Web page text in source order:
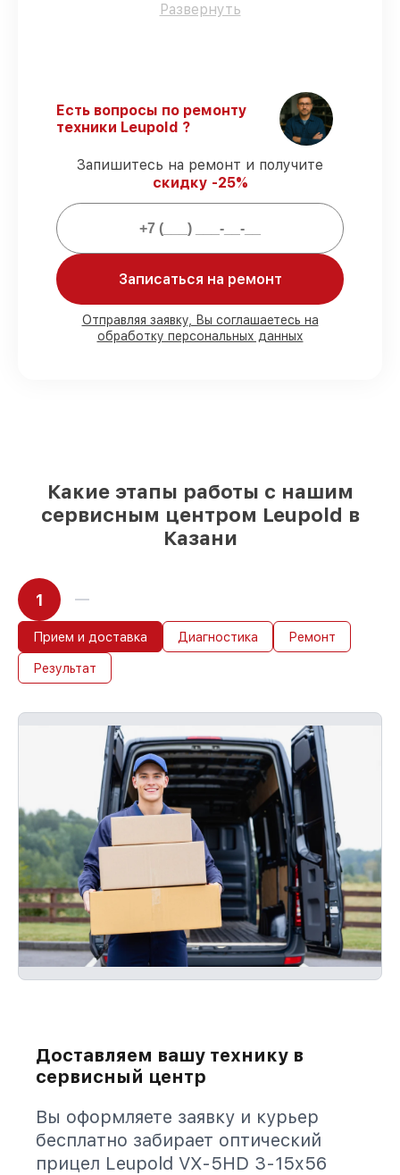
выполняемых работ.
ремонта защищены гарантийной
поддержкой до 3 лет.
Мы гарантируем:
работ закрываем в вашем
90%
деталей Leupold имеются на складе
в Казани, остальные поступают
Подлинные запчасти Leupold и
надёжные аналоги– под любые запросы
Развернуть
Есть вопросы по ремонту
техники Leupold ?
Запишитесь на ремонт и получите
скидку -25%
Записаться на ремонт
Отправляя заявку, Вы соглашаетесь на
обработку персональных данных
Какие этапы работы с нашим
сервисным центром Leupold в
Казани
1
Прием и доставка Диагностика Ремонт
Результат
Доставляем вашу технику в
сервисный центр
Вы оформляете заявку и курьер
бесплатно забирает оптический
прицел Leupold VX-5HD 3-15x56